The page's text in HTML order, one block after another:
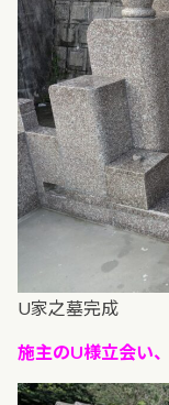
U家之墓完成
施主のU様立会い